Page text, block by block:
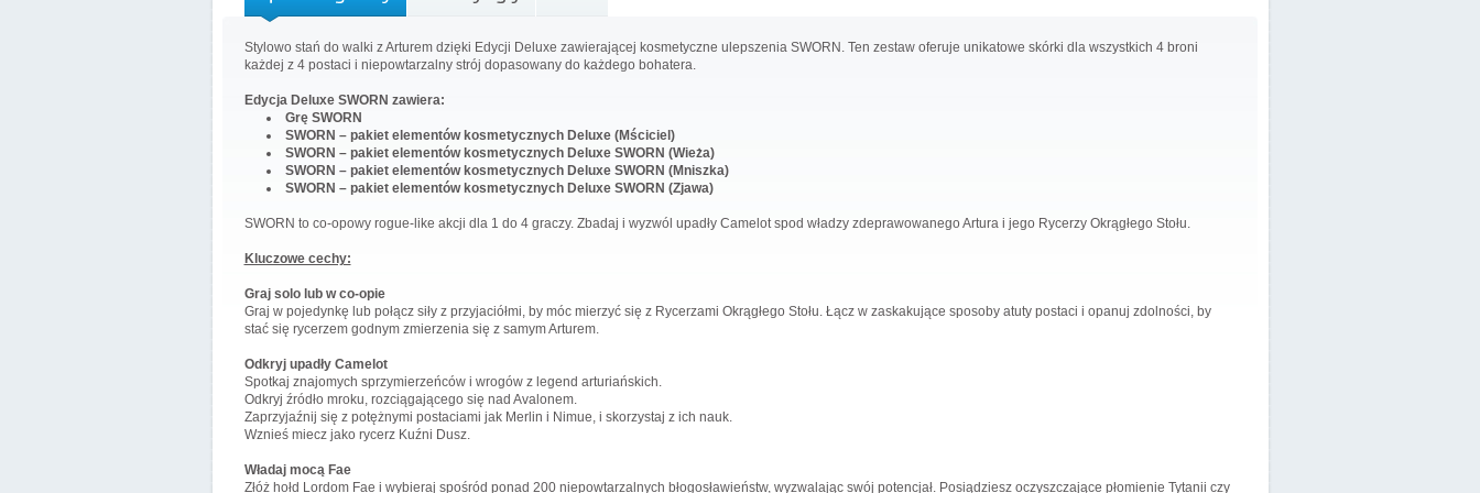
Stylowo stań do walki z Arturem dzięki Edycji Deluxe zawierającej kosmetyczne ulepszenia SWORN. Ten zestaw oferuje unikatowe skórki dla wszystkich 4 broni
każdej z 4 postaci i niepowtarzalny strój dopasowany do każdego bohatera.
Edycja Deluxe SWORN zawiera:
Grę SWORN
SWORN – pakiet elementów kosmetycznych Deluxe (Mściciel)
SWORN – pakiet elementów kosmetycznych Deluxe SWORN (Wieża)
SWORN – pakiet elementów kosmetycznych Deluxe SWORN (Mniszka)
SWORN – pakiet elementów kosmetycznych Deluxe SWORN (Zjawa)
SWORN to co-opowy rogue-like akcji dla 1 do 4 graczy. Zbadaj i wyzwól upadły Camelot spod władzy zdeprawowanego Artura i jego Rycerzy Okrągłego Stołu.
Kluczowe cechy:
Graj solo lub w co-opie
Graj w pojedynkę lub połącz siły z przyjaciółmi, by móc mierzyć się z Rycerzami Okrągłego Stołu. Łącz w zaskakujące sposoby atuty postaci i opanuj zdolności, by
stać się rycerzem godnym zmierzenia się z samym Arturem.
Odkryj upadły Camelot
Spotkaj znajomych sprzymierzeńców i wrogów z legend arturiańskich.
Odkryj źródło mroku, rozciągającego się nad Avalonem.
Zaprzyjaźnij się z potężnymi postaciami jak Merlin i Nimue, i skorzystaj z ich nauk.
Wznieś miecz jako rycerz Kuźni Dusz.
Władaj mocą Fae
Złóż hołd Lordom Fae i wybieraj spośród ponad 200 niepowtarzalnych błogosławieństw, wyzwalając swój potencjał. Posiądziesz oczyszczające płomienie Tytanii czy